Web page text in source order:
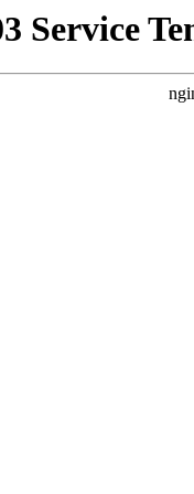
Service